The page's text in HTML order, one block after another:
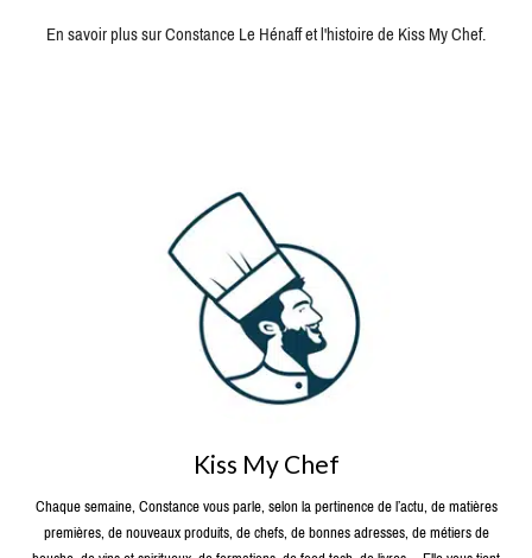
En savoir plus sur Constance Le Hénaff et l'histoire de Kiss My Chef.
Kiss My Chef
Chaque semaine, Constance vous parle, selon la pertinence de l’actu, de matières
premières, de nouveaux produits, de chefs, de bonnes adresses, de métiers de